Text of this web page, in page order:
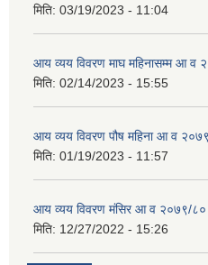
मिति: 03/19/2023 - 11:04
आय व्यय विवरण माघ महिनासम्म आ व
मिति: 02/14/2023 - 15:55
आय व्यय विवरण पौष महिना आ व
मिति: 01/19/2023 - 11:57
आय व्यय विवरण मंसिर आ व २०७९/८०
मिति: 12/27/2022 - 15:26